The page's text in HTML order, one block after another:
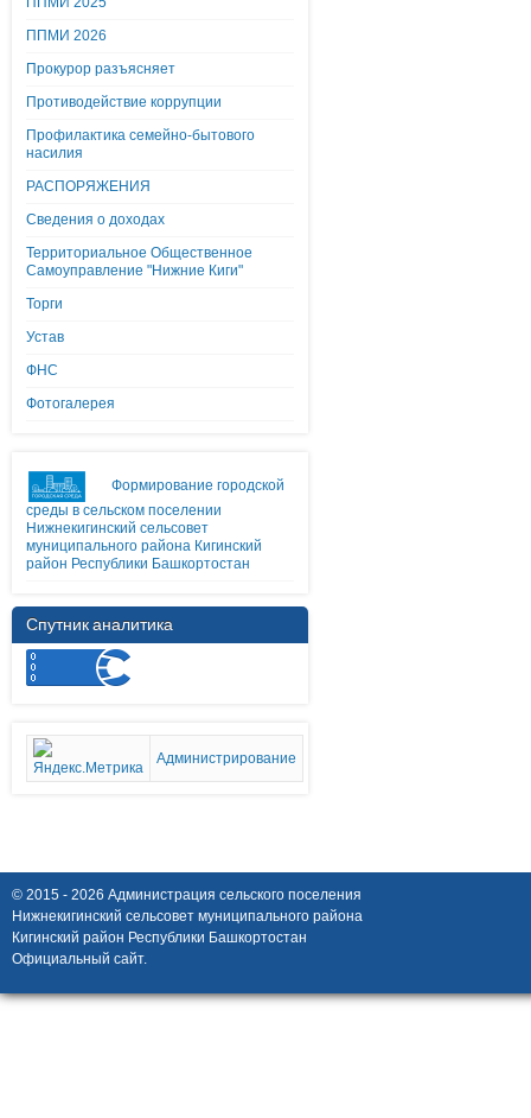
ППМИ 2026
Прокурор разъясняет
Противодействие коррупции
Профилактика семейно-бытового
насилия
РАСПОРЯЖЕНИЯ
Сведения о доходах
Территориальное Общественное
Самоуправление "Нижние Киги"
Торги
Устав
ФНС
Фотогалерея
Формирование городской
среды в сельском поселении
Нижнекигинский сельсовет
муниципального района Кигинский
район Республики Башкортостан
Спутник аналитика
Администрирование
© 2015 - 2026 Администрация сельского поселения
Нижнекигинский сельсовет муниципального района
Кигинский район Республики Башкортостан
Официальный сайт.